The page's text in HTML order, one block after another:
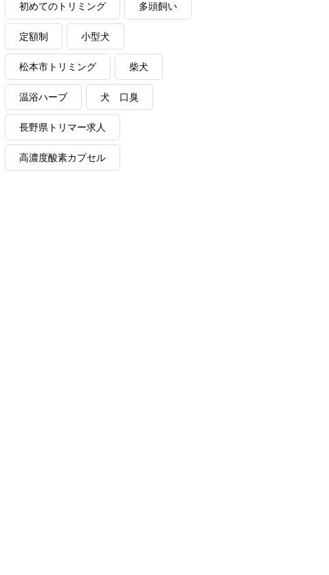
初めてのトリミング 多頭飼い
定額制 小型犬
松本市トリミング 柴犬
温浴ハーブ 犬 口臭
長野県トリマー求人
高濃度酸素カプセル